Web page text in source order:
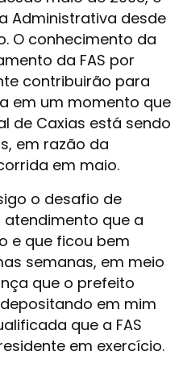
Administrativa desde
O conhecimento da
da FAS por
contribuirão para
em um momento que
de Caxias está sendo
em razão da
em maio.
o desafio de
que a
e que ficou bem
semanas, em meio
que o prefeito
em mim
que a FAS
em exercício.